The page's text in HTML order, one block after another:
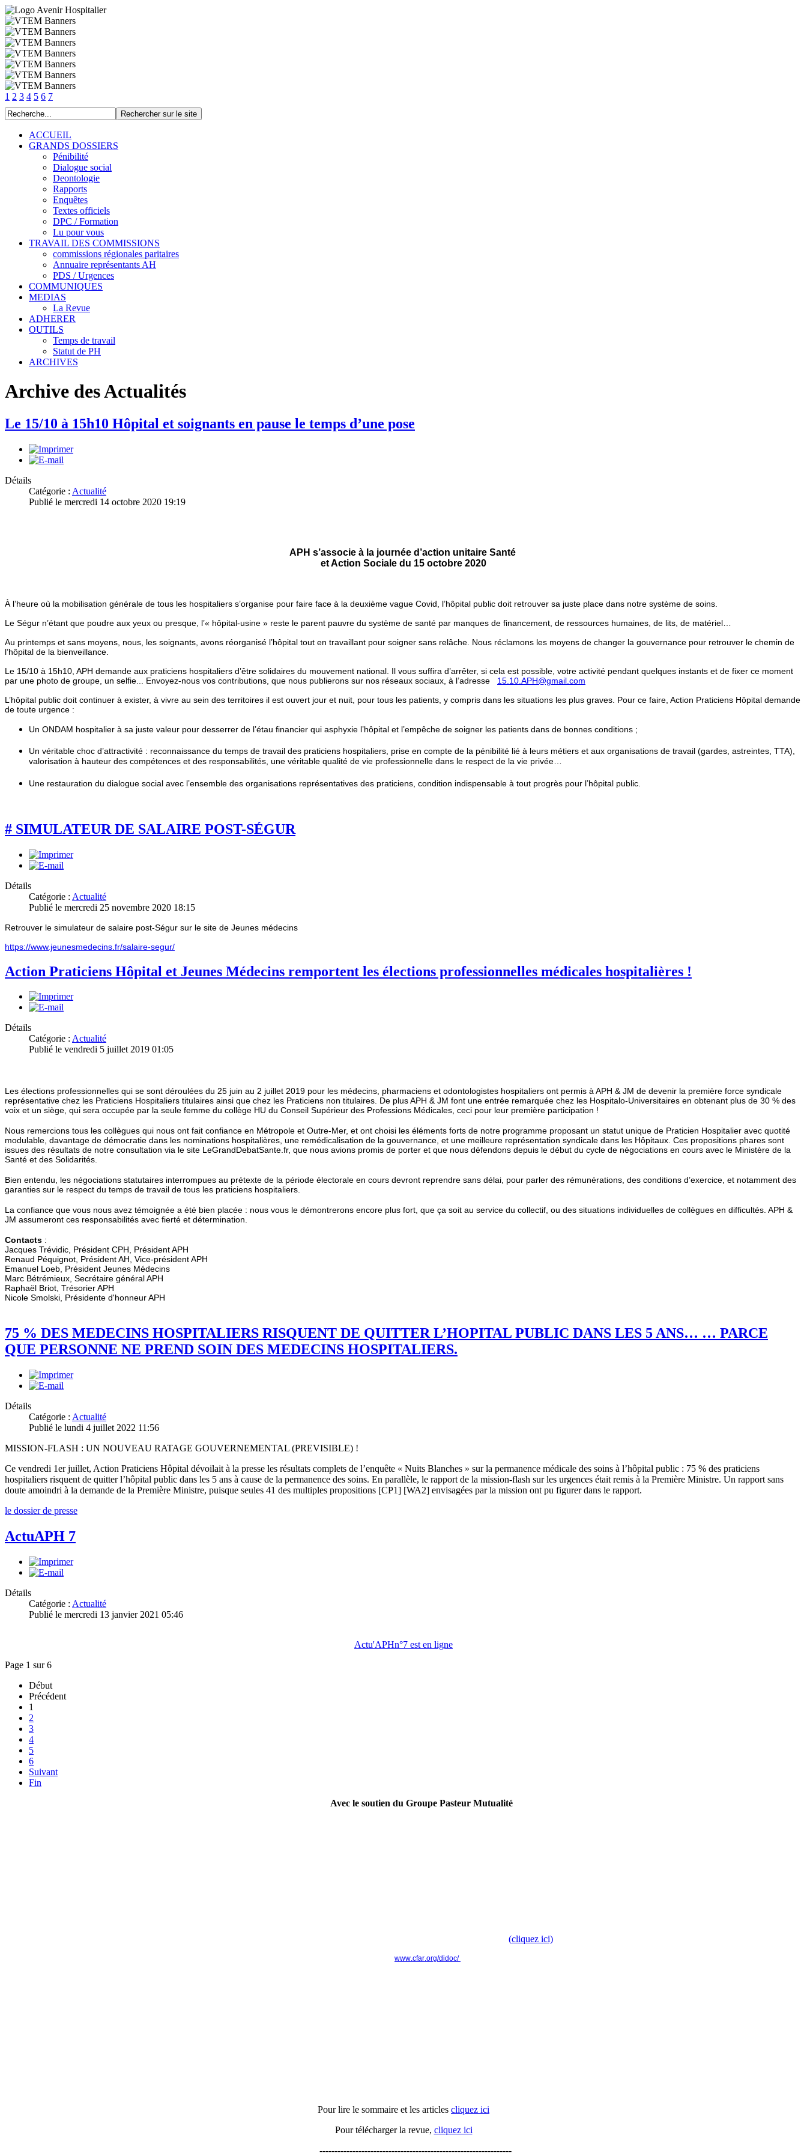
1 2 3 4 5 6 7
ACCUEIL
GRANDS DOSSIERS
Pénibilité
Dialogue social
Deontologie
Rapports
Enquêtes
Textes officiels
DPC / Formation
Lu pour vous
TRAVAIL DES COMMISSIONS
commissions régionales paritaires
Annuaire représentants AH
PDS / Urgences
COMMUNIQUES
MEDIAS
La Revue
ADHERER
OUTILS
Temps de travail
Statut de PH
ARCHIVES
Archive des Actualités
Le 15/10 à 15h10 Hôpital et soignants en pause le temps d’une pose
Détails
Catégorie : Actualité
Publié le mercredi 14 octobre 2020 19:19
APH s’associe à la journée d’action unitaire Santé
et Action Sociale du 15 octobre 2020
À l’heure où la mobilisation générale de tous les hospitaliers s’organise pour faire face à la deuxième vague Covid, l’hôpital public doit retrouver sa juste place dans notre système de soins.
Le Ségur n’étant que poudre aux yeux ou presque, l’« hôpital-usine » reste le parent pauvre du système de santé par manques de financement, de ressources humaines, de lits, de matériel…
Au printemps et sans moyens, nous, les soignants, avons réorganisé l’hôpital tout en travaillant pour soigner sans relâche. Nous réclamons les moyens de changer la gouvernance pour retrouver le chemin de
l’hôpital de la bienveillance.
Le 15/10 à 15h10, APH demande aux praticiens hospitaliers d’être solidaires du mouvement national. Il vous suffira d’arrêter, si cela est possible, votre activité pendant quelques instants et de fixer ce moment
par une photo de groupe, un selfie... Envoyez-nous vos contributions, que nous publierons sur nos réseaux sociaux, à l’adresse 15.10.APH@gmail.com
L’hôpital public doit continuer à exister, à vivre au sein des territoires il est ouvert jour et nuit, pour tous les patients, y compris dans les situations les plus graves. Pour ce faire, Action Praticiens Hôpital demande
de toute urgence :
Un ONDAM hospitalier à sa juste valeur pour desserrer de l’étau financier qui asphyxie l’hôpital et l’empêche de soigner les patients dans de bonnes conditions ;
Un véritable choc d’attractivité : reconnaissance du temps de travail des praticiens hospitaliers, prise en compte de la pénibilité lié à leurs métiers et aux organisations de travail (gardes, astreintes, TTA),
valorisation à hauteur des compétences et des responsabilités, une véritable qualité de vie professionnelle dans le respect de la vie privée…
Une restauration du dialogue social avec l’ensemble des organisations représentatives des praticiens, condition indispensable à tout progrès pour l’hôpital public.
# SIMULATEUR DE SALAIRE POST-SÉGUR
Détails
Catégorie : Actualité
Publié le mercredi 25 novembre 2020 18:15
Retrouver le simulateur de salaire post-Ségur sur le site de Jeunes médecins
https://www.jeunesmedecins.fr/salaire-segur/
Action Praticiens Hôpital et Jeunes Médecins remportent les élections professionnelles médicales hospitalières !
Détails
Catégorie : Actualité
Publié le vendredi 5 juillet 2019 01:05
Les élections professionnelles qui se sont déroulées du 25 juin au 2 juillet 2019 pour les médecins, pharmaciens et odontologistes hospitaliers ont permis à APH & JM de devenir la première force syndicale
représentative chez les Praticiens Hospitaliers titulaires ainsi que chez les Praticiens non titulaires. De plus APH & JM font une entrée remarquée chez les Hospitalo-Universitaires en obtenant plus de 30 % des
voix et un siège, qui sera occupée par la seule femme du collège HU du Conseil Supérieur des Professions Médicales, ceci pour leur première participation !
Nous remercions tous les collègues qui nous ont fait confiance en Métropole et Outre-Mer, et ont choisi les éléments forts de notre programme proposant un statut unique de Praticien Hospitalier avec quotité
modulable, davantage de démocratie dans les nominations hospitalières, une remédicalisation de la gouvernance, et une meilleure représentation syndicale dans les Hôpitaux. Ces propositions phares sont
issues des résultats de notre consultation via le site LeGrandDebatSante.fr, que nous avions promis de porter et que nous défendons depuis le début du cycle de négociations en cours avec le Ministère de la
Santé et des Solidarités.
Bien entendu, les négociations statutaires interrompues au prétexte de la période électorale en cours devront reprendre sans délai, pour parler des rémunérations, des conditions d’exercice, et notamment des
garanties sur le respect du temps de travail de tous les praticiens hospitaliers.
La confiance que vous nous avez témoignée a été bien placée : nous vous le démontrerons encore plus fort, que ça soit au service du collectif, ou des situations individuelles de collègues en difficultés. APH &
JM assumeront ces responsabilités avec fierté et détermination.
Contacts :
Jacques Trévidic, Président CPH, Président APH
Renaud Péquignot, Président AH, Vice-président APH
Emanuel Loeb, Président Jeunes Médecins
Marc Bétrémieux, Secrétaire général APH
Raphaël Briot, Trésorier APH
Nicole Smolski, Présidente d'honneur APH
75 % DES MEDECINS HOSPITALIERS RISQUENT DE QUITTER L’HOPITAL PUBLIC DANS LES 5 ANS… … PARCE
QUE PERSONNE NE PREND SOIN DES MEDECINS HOSPITALIERS.
Détails
Catégorie : Actualité
Publié le lundi 4 juillet 2022 11:56
MISSION-FLASH : UN NOUVEAU RATAGE GOUVERNEMENTAL (PREVISIBLE) !
Ce vendredi 1er juillet, Action Praticiens Hôpital dévoilait à la presse les résultats complets de l’enquête « Nuits Blanches » sur la permanence médicale des soins à l’hôpital public : 75 % des praticiens
hospitaliers risquent de quitter l’hôpital public dans les 5 ans à cause de la permanence des soins. En parallèle, le rapport de la mission-flash sur les urgences était remis à la Première Ministre. Un rapport sans
doute amoindri à la demande de la Première Ministre, puisque seules 41 des multiples propositions [CP1] [WA2] envisagées par la mission ont pu figurer dans le rapport.
le dossier de presse
ActuAPH 7
Détails
Catégorie : Actualité
Publié le mercredi 13 janvier 2021 05:46
Actu'APHn°7 est en ligne
Page 1 sur 6
Début
Précédent
1
2
3
4
5
6
Suivant
Fin
Avec le soutien du Groupe Pasteur Mutualité
(cliquez ici)
www.cfar.org/didoc/
Pour lire le sommaire et les articles cliquez ici
Pour télécharger la revue, cliquez ici
----------------------------------------------------------------